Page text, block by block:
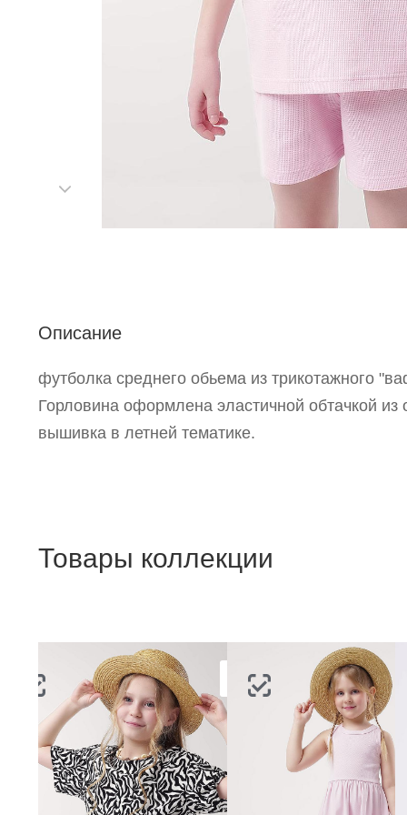
Описание
футболка среднего обьема из трикотажного
Горловина оформлена эластичной обтачкой
вышивка в летней тематике.
Товары коллекции